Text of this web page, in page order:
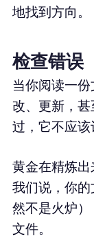
地找到方向。
检查错误
当你阅读一
改、更新，
过，它不应该
黄金在精炼
我们说，你
然不是火炉
文件。